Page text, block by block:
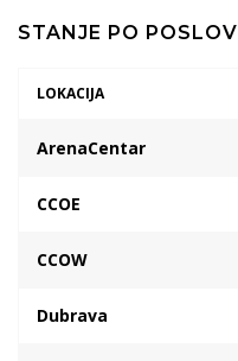
STANJE PO
LOKACIJA
ArenaCentar
CCOE
CCOW
Dubrava